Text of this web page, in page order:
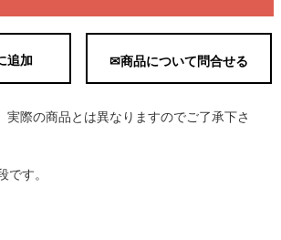
追加 ✉商品について問合せる
実際の商品とは異なりますのでご了承下さ
です。